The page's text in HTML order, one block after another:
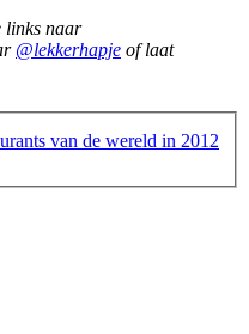
links naar
@lekkerhapje of laat
van de wereld in 2012